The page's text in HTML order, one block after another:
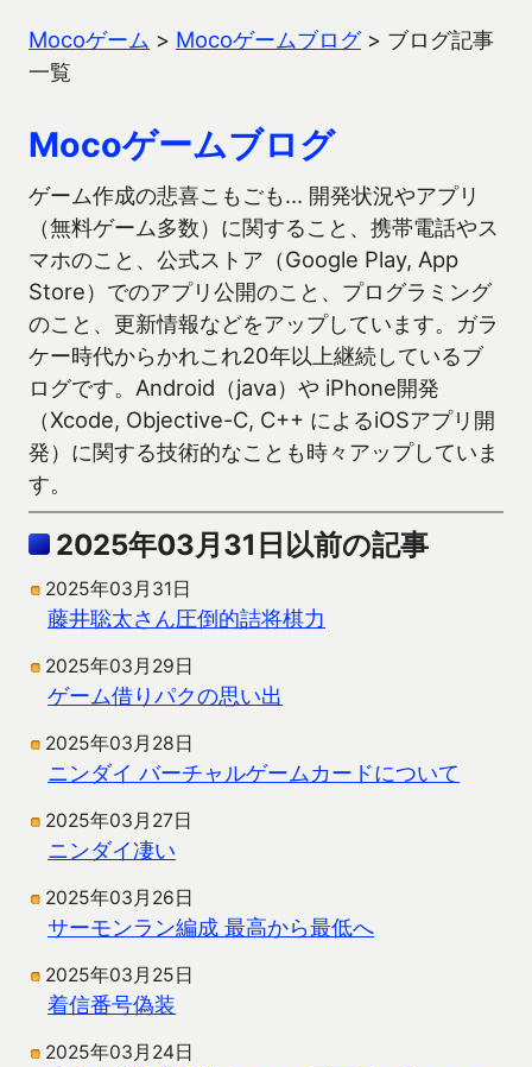
Mocoゲーム > Mocoゲームブログ> ブログ記事
一覧
Mocoゲームブログ
ゲーム作成の悲喜こもごも… 開発状況やアプリ
（無料ゲーム多数）に関すること、携帯電話やス
マホのこと、公式ストア（Google Play, App
Store）でのアプリ公開のこと、プログラミング
のこと、更新情報などをアップしています。ガラ
ケー時代からかれこれ20年以上継続しているブ
ログです。Android（java）や iPhone開発
（Xcode, Objective-C, C++ によるiOSアプリ開
発）に関する技術的なことも時々アップしていま
す。
2025年03月31日以前の記事
2025年03月31日
藤井聡太さん圧倒的詰将棋力
2025年03月29日
ゲーム借りパクの思い出
2025年03月28日
ニンダイ バーチャルゲームカードについて
2025年03月27日
ニンダイ凄い
2025年03月26日
サーモンラン編成 最高から最低へ
2025年03月25日
着信番号偽装
2025年03月24日